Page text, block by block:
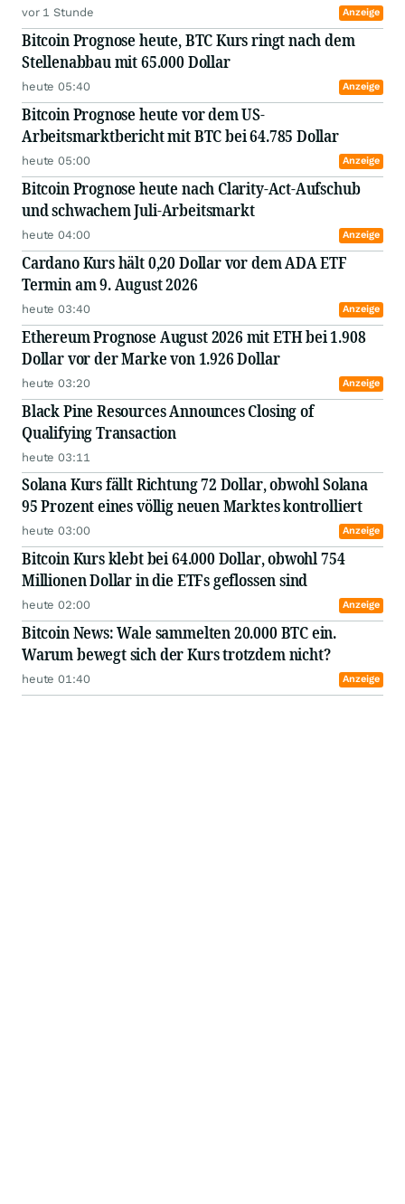
vor 1 Stunde Anzeige
Bitcoin Prognose heute, BTC Kurs ringt nach dem
Stellenabbau mit 65.000 Dollar
heute 05:40 Anzeige
Bitcoin Prognose heute vor dem US-
Arbeitsmarktbericht mit BTC bei 64.785 Dollar
heute 05:00 Anzeige
Bitcoin Prognose heute nach Clarity-Act-Aufschub
und schwachem Juli-Arbeitsmarkt
heute 04:00 Anzeige
Cardano Kurs hält 0,20 Dollar vor dem ADA ETF
Termin am 9. August 2026
heute 03:40 Anzeige
Ethereum Prognose August 2026 mit ETH bei 1.908
Dollar vor der Marke von 1.926 Dollar
heute 03:20 Anzeige
Black Pine Resources Announces Closing of
Qualifying Transaction
heute 03:11
Solana Kurs fällt Richtung 72 Dollar, obwohl Solana
95 Prozent eines völlig neuen Marktes kontrolliert
heute 03:00 Anzeige
Bitcoin Kurs klebt bei 64.000 Dollar, obwohl 754
Millionen Dollar in die ETFs geflossen sind
heute 02:00 Anzeige
Bitcoin News: Wale sammelten 20.000 BTC ein.
Warum bewegt sich der Kurs trotzdem nicht?
heute 01:40 Anzeige